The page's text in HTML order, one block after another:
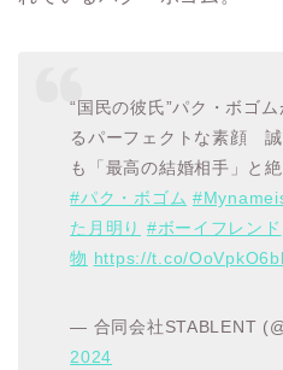
“国民の彼氏”パク・ボゴ
るパーフェクトな素顔
も「最高の結婚相手」と
#パク・ボゴム
た月明り #ボーイフレンド
物 https://t.co/
— 合同会社STABLENT
2024